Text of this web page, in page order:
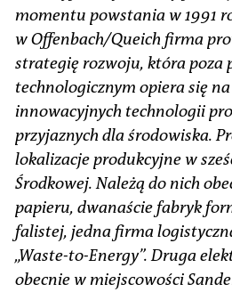
momentu powstania w 1991
w Offenbach/Queich firma
strategię rozwoju, która poza
technologicznym opiera się
innowacyjnych technologii
przyjaznych dla środowiska.
lokalizacje produkcyjne w
Środkowej. Należą do nich
papieru, dwanaście fabryk
falistej, jedna firma
„Waste-to-Energy”. Druga
obecnie w miejscowości